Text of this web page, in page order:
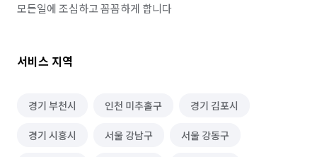
모든일에 조심하고 꼼꼼하게 합니다
서비스 지역
경기 부천시 인천 미추홀구 경기 김포시
경기 시흥시 서울 강남구 서울 강동구